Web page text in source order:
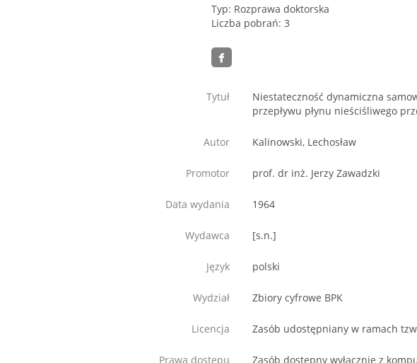
Typ: Rozprawa doktorska
Liczba pobrań: 3
Tytuł
Niestateczność dynamiczna
przepływu płynu nieściśliwego
Autor Kalinowski, Lechosław
Promotor prof. dr inż. Jerzy Zawadzki
Data wydania 1964
Wydawca [s.n.]
Język polski
Wydział Zbiory cyfrowe BPK
Licencja Zasób udostępniany w ramach
Prawa dostępu Zasób dostępny wyłącznie z